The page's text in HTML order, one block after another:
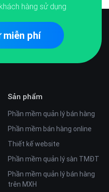
khách hàng sử dụng
miễn phí
Sản phẩm
Phần mềm quản lý bán hàng
Phần mềm bán hàng online
Thiết kế website
Phần mềm quản lý sàn TMĐT
Phần mềm quản lý bán hàng
trên MXH